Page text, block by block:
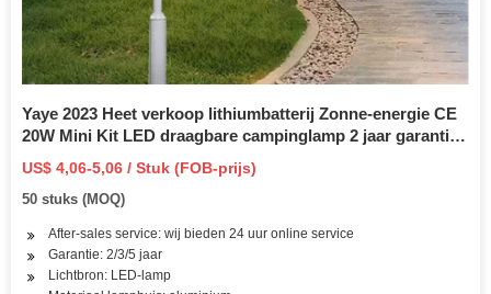
Yaye 2023 Heet verkoop lithiumbatterij Zonne-energie CE
20W Mini Kit LED draagbare campinglamp 2 jaar garantie /
1000 STKS Voorraad / fabrieksprijs / LED-noodverlichting
US$ 4,06-5,06 / Stuk (FOB-prijs)
50 stuks (MOQ)
After-sales service: wij bieden 24 uur online service
Garantie: 2/3/5 jaar
Lichtbron: LED-lamp